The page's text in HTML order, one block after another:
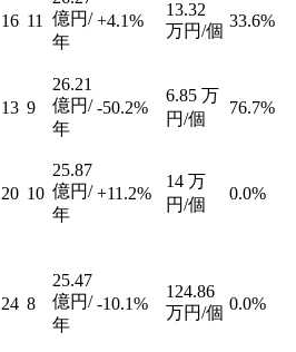
16 11
億円/
年
+4.1%
13.32
万円/個
33.6%
13 9
26.21
億円/
年
-50.2%
6.85 万
円/個
76.7%
20 10
25.87
億円/
年
+11.2%
14 万
円/個
0.0%
24 8
25.47
億円/
年
-10.1%
124.86
万円/個 0.0%